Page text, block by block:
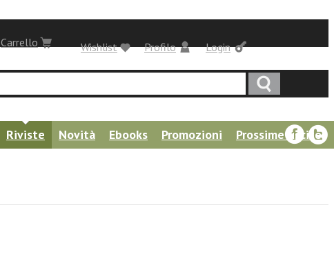
Login
Carrello Profilo
Wishlist
Riviste Novità Ebooks Promozioni
Prossime uscite